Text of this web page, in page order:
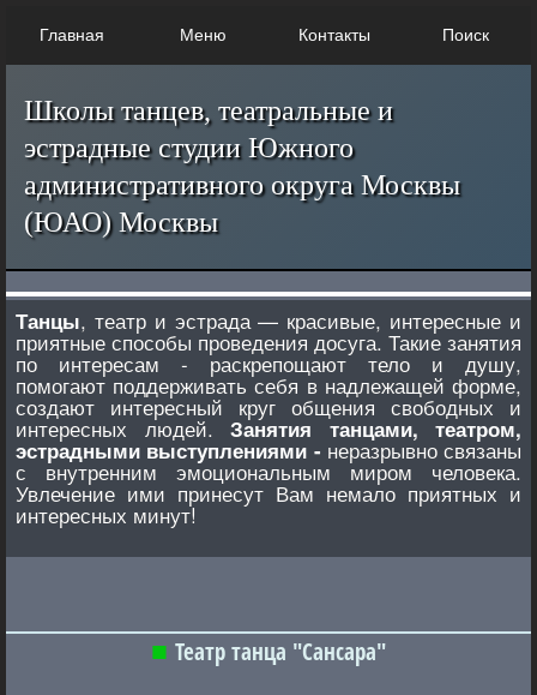
Главная Меню Контакты Поиск
Школы танцев, театральные и
эстрадные студии Южного
административного округа Москвы
(ЮАО) Москвы
Танцы, театр и эстрада — красивые, интересные и
приятные способы проведения досуга. Такие занятия
по интересам - раскрепощают тело и душу,
помогают поддерживать себя в надлежащей форме,
создают интересный круг общения свободных и
интересных людей. Занятия танцами, театром,
эстрадными выступлениями - неразрывно связаны
с внутренним эмоциональным миром человека.
Увлечение ими принесут Вам немало приятных и
интересных минут!
Театр танца "Сансара"